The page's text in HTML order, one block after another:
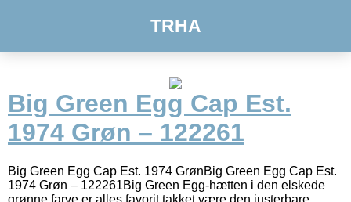
TRHA
Big Green Egg Cap Est.
1974 Grøn – 122261
Big Green Egg Cap Est. 1974 GrønBig Green Egg Cap Est.
1974 Grøn – 122261Big Green Egg-hætten i den elskede
grønne farve er alles favorit takket være den justerbare